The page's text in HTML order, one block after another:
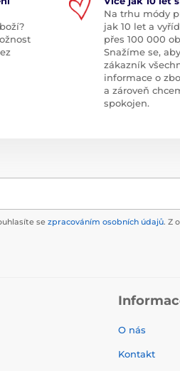
Na trhu módy
jak 10 let a
přes 100 000
Snažíme se,
zákazník
informace o
a zároveň
spokojen.
se zpracováním osobních údajů. Z
O nás
Kontakt